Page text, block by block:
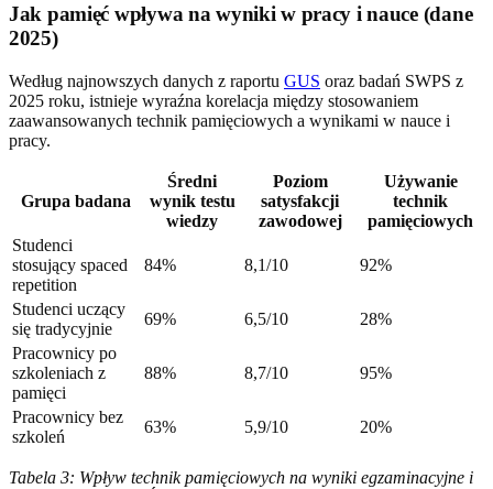
Jak pamięć wpływa na wyniki w pracy i nauce (dane
2025)
Według najnowszych danych z raportu GUS oraz badań SWPS z
2025 roku, istnieje wyraźna korelacja między stosowaniem
zaawansowanych technik pamięciowych a wynikami w nauce i
pracy.
Grupa badana
Średni
wynik testu
wiedzy
Poziom
satysfakcji
zawodowej
Używanie
technik
pamięciowych
Studenci
stosujący spaced
repetition
84% 8,1/10 92%
Studenci uczący
się tradycyjnie
69% 6,5/10
28%
Pracownicy po
szkoleniach z
pamięci
88% 8,7/10 95%
Pracownicy bez
szkoleń
63% 5,9/10 20%
Tabela 3: Wpływ technik pamięciowych na wyniki egzaminacyjne i